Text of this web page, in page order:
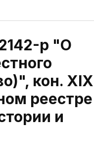
р "О
кон. XIX
реестре
и